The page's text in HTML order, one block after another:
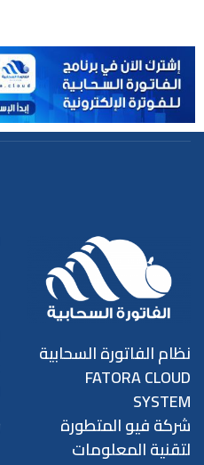
نظام الفاتورة السحابية
FATORA CLOUD
SYSTEM
شركة فيو المتطورة
لتقنية المعلومات